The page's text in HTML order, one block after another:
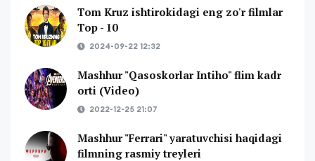
Tom Kruz ishtirokidagi eng zo'r filmlar
Top - 10
2024-09-22 12:32
Mashhur "Qasoskorlar Intiho" flim kadr
orti (Video)
2022-12-25 21:07
Mashhur "Ferrari" yaratuvchisi haqidagi
filmning rasmiy treyleri